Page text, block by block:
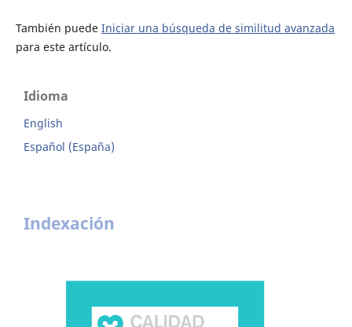
También puede Iniciar una búsqueda de similitud avanzada
para este artículo.
Idioma
English
Español (España)
Indexación